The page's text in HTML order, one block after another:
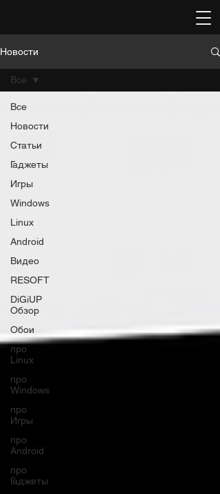
Новости
Все
Новости
Статьи
Гаджеты
Игры
Windows
Linux
Android
Видео
RESOFT
DiGiUP
Обзор
Обои
про
Linux
про
Windows
про
Игры
про
Android
про
Гаджеты
Все